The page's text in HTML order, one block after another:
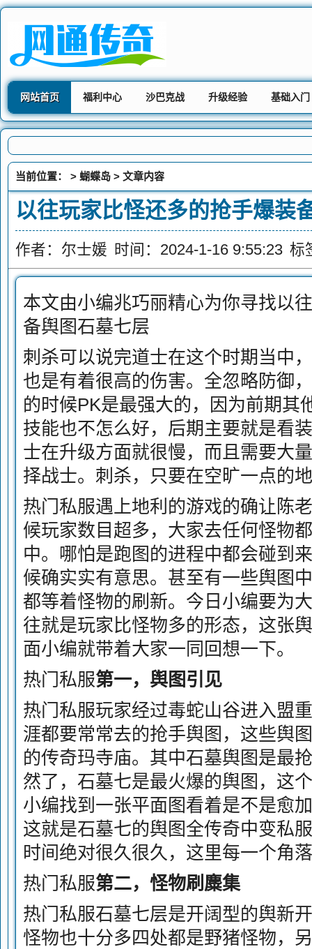
网站首页 福利中心 沙巴克战 升级经验 基础入门
当前位置： > 蝴蝶岛 > 文章内容
以往玩家比怪还多的抢手爆装
作者：尔士媛 时间：2024-1-16 9:55:23 标
本文由小编兆巧丽精心为你寻找以
备舆图石墓七层
刺杀可以说完道士在这个时期当中
也是有着很高的伤害。全忽略防御
的时候PK是最强大的，因为前期其
技能也不怎么好，后期主要就是看
士在升级方面就很慢，而且需要大
择战士。刺杀，只要在空旷一点的
热门私服遇上地利的游戏的确让陈
候玩家数目超多，大家去任何怪物
中。哪怕是跑图的进程中都会碰到
候确实实有意思。甚至有一些舆图
都等着怪物的刷新。今日小编要为
往就是玩家比怪物多的形态，这
面小编就带着大家一同回想一下。
热门私服第一，舆图引见
热门私服玩家经过毒蛇山谷进入盟
涯都要常常去的抢手舆图，这些舆
的传奇玛寺庙。其中石墓舆图是最
然了，石墓七是最火爆的舆图，这
小编找到一张平面图看着是不是愈
这就是石墓七的舆图全传奇中变私
时间绝对很久很久，这里每一个角
热门私服第二，怪物刷麋集
热门私服石墓七层是开阔型的舆新
怪物也十分多四处都是野猪怪物，